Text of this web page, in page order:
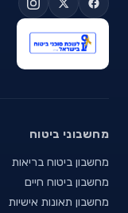
מחשבוני ביטוח
מחשבון ביטוח בריאות
מחשבון ביטוח חיים
מחשבון תאונות אישיות